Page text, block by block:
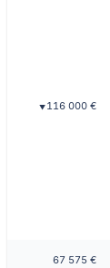
▼ 116 000 €
67 575 €